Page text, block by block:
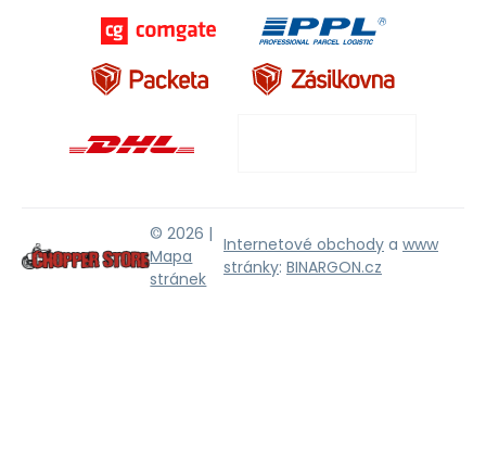
© 2026 |
Mapa
stránek
Internetové obchody a www
stránky: BINARGON.cz